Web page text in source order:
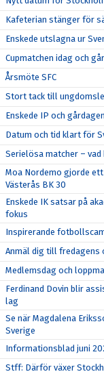
Kafeterian stänger för
Enskede utslagna ur
Cupmatchen idag och
Årsmöte SFC
Stort tack till
Enskede IP och
Datum och tid klart för
Serielösa matcher –
Moa Nordemo gjorde
Västerås BK 30
Enskede IK satsar på
fokus
Inspirerande
Anmäl dig till fredagens
Medlemsdag och
Ferdinand Dovin blir
lag
Se när Magdalena
Sverige
Informationsblad juni
Stff: Därför växer